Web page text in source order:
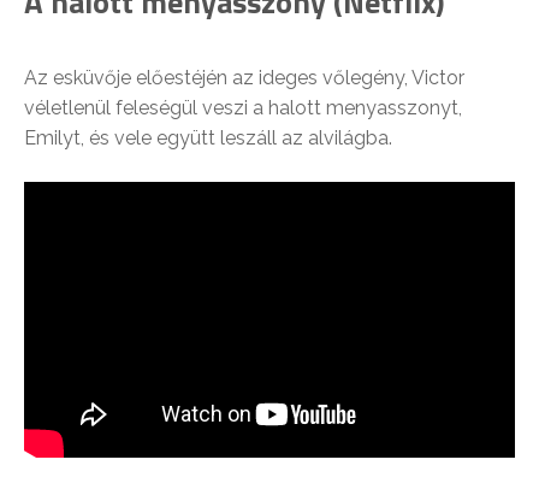
Az esküvője előestéjén az ideges vőlegény, Victor
véletlenül feleségül veszi a halott menyasszonyt,
Emilyt, és vele együtt leszáll az alvilágba.